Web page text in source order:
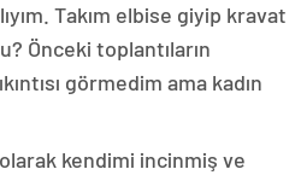
Takım elbise giyip kravat
Önceki toplantıların
görmedim ama kadın
kendimi incinmiş ve